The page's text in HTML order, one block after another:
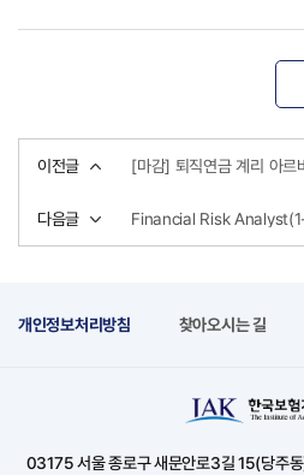
이전글 [마감] 퇴직연금 계리 아
다음글 Financial Risk
개인정보처리방침 찾아오시는 길
03175 서울 종로구 새문안로3길 15(당주